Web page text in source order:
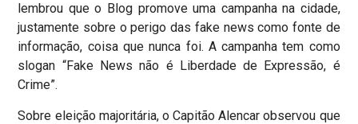
lembrou que o Blog promove uma campanha na cidade,
justamente sobre o perigo das fake news como fonte de
informação, coisa que nunca foi. A campanha tem como
slogan “Fake News não é Liberdade de Expressão, é
Crime”.
Sobre eleição majoritária, o Capitão Alencar observou que